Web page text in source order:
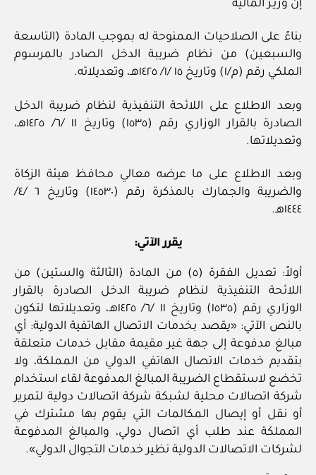
إن وزيـر المالية
بناءً على الصلاحيات الممنوحة له بموجب المادة (التاسعة
والسبعين) من نظام ضريبة الدخل الصادر بالمرسوم
الملكي رقم (م/١) وتاريخ ١٥ /١/ ١٤٢٥هـ، وتعديلاته.
وبعد الاطلاع على اللائحة التنفيذية لنظام ضريبة الدخل
الصادرة بالقرار الوزاري رقم (١٥٣٥) وتاريخ ١١ /٦/ ١٤٢٥هـ،
وتعديلاتها.
وبعد الاطلاع على ما عرضه معالي محافظ هيئة الزكاة
والضريبة والجمارك بالمذكرة رقم (١٤٥٣٠) وتاريخ ٦ /٤/
١٤٤٤هـ.
يقرر الآتي:
أولاً: تعديل الفقرة (٥) من المادة (الثالثة والستين) من
اللائحة التنفيذية لنظام ضريبة الدخل الصادرة بالقرار
الوزاري رقم (١٥٣٥) وتاريخ ١١ /٦/ ١٤٢٥هـ، وتعديلاتها لتكون
بالنص الآتي: «يقصد بخدمات الاتصال الهاتفية الدولية: أي
مبالغ مدفوعة إلى جهة غير مقيمة مقابل خدمات متعلقة
بتقديم خدمات الاتصال الهاتفي الدولي من المملكة، ولا
تخضع لاستقطاع الضريبة المبالغ المدفوعة لقاء استخدام
شركة اتصالات محلية لشبكة شركة اتصالات دولية لتمرير
أو نقل أو إيصال المكالمات التي يقوم بها مشترك في
المملكة عند طلب أي اتصال دولي، والمبالغ المدفوعة
لشركات الاتصالات الدولية نظير خدمات التجوال الدولي».